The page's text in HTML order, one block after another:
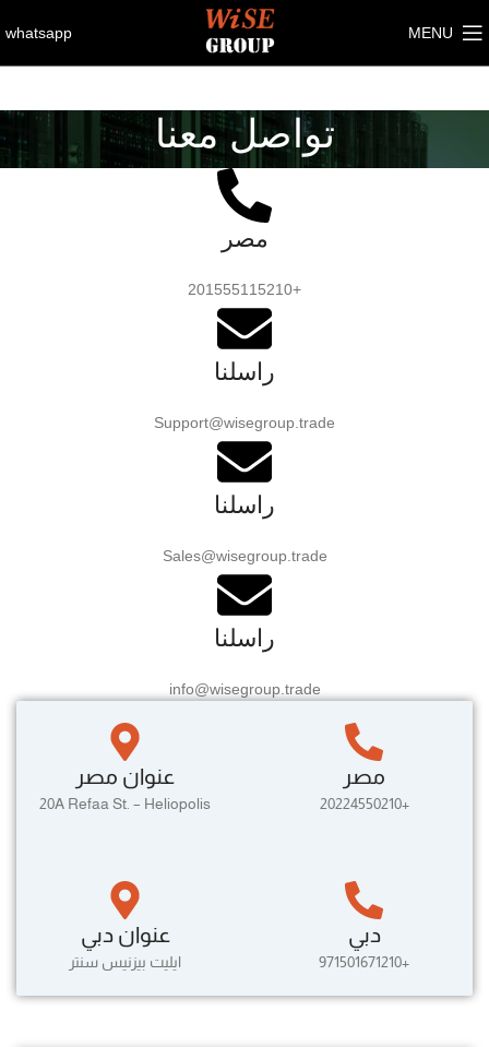
MENU
whatsapp
تواصل معنا
مصر
+201555115210
راسلنا
Support@wisegroup.trade
راسلنا
Sales@wisegroup.trade
راسلنا
info@wisegroup.trade
مصر
+20224550210
عنوان مصر
20A Refaa St. – Heliopolis
دبي
+971501671210
عنوان دبي
ايليت بيزنيس سنتر